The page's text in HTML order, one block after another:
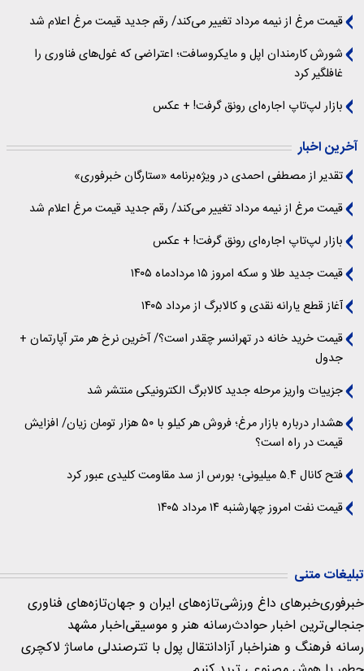
قیمت مرغ از نیمه مرداد تغییر می‌کند/ رقم جدید قیمت مرغ اعلام شد
شورش کارمندان اپل و مایکروسافت؛ اعتراضی که غول‌های فناوری را
غافلگیر کرد
بازار لپ‌تاپ اجاره‌ای رونق گرفت! + عکس
آخرین اخبار
تقدیر از مصطفی احمدی در ویژه‌برنامه «ستارگان خبرفوری»
قیمت مرغ از نیمه مرداد تغییر می‌کند/ رقم جدید قیمت مرغ اعلام شد
بازار لپ‌تاپ اجاره‌ای رونق گرفت! + عکس
قیمت جدید طلا و سکه امروز ۱۵ مردادماه ۱۴۰۵
آغاز قطع یارانه نقدی و کالابرگ از مرداد ۱۴۰۵
قیمت خرید خانه در تهرانسر چقدر است؟/ آخرین نرخ هر متر آپارتمان +
جدول
جزییات واریز مرحله جدید کالابرگ الکترونیکی منتشر شد
هشدار درباره بازار مرغ؛ فروش هر کیلو با ۵۰ هزار تومان زیان/ افزایش
قیمت در راه است؟
فتح کانال ۵.۴ میلیونی؛ بورس از سد مقاومت کلیدی عبور کرد
قیمت نفت امروز چهارشنبه ۱۴ مرداد ۱۴۰۵
تبلیغات متنی
خبرفوریخبرهای داغ ورزشیتازه‌های ایران و جهانتازه‌های فناوری
جنجالی‌ترین اخبار حوادثرسانه هنر و موسیقیاخبار مشهد
رسانه فرهنگ و هنراخبار آزادانتقال پول با تترصندلی ماساژ لاکچری